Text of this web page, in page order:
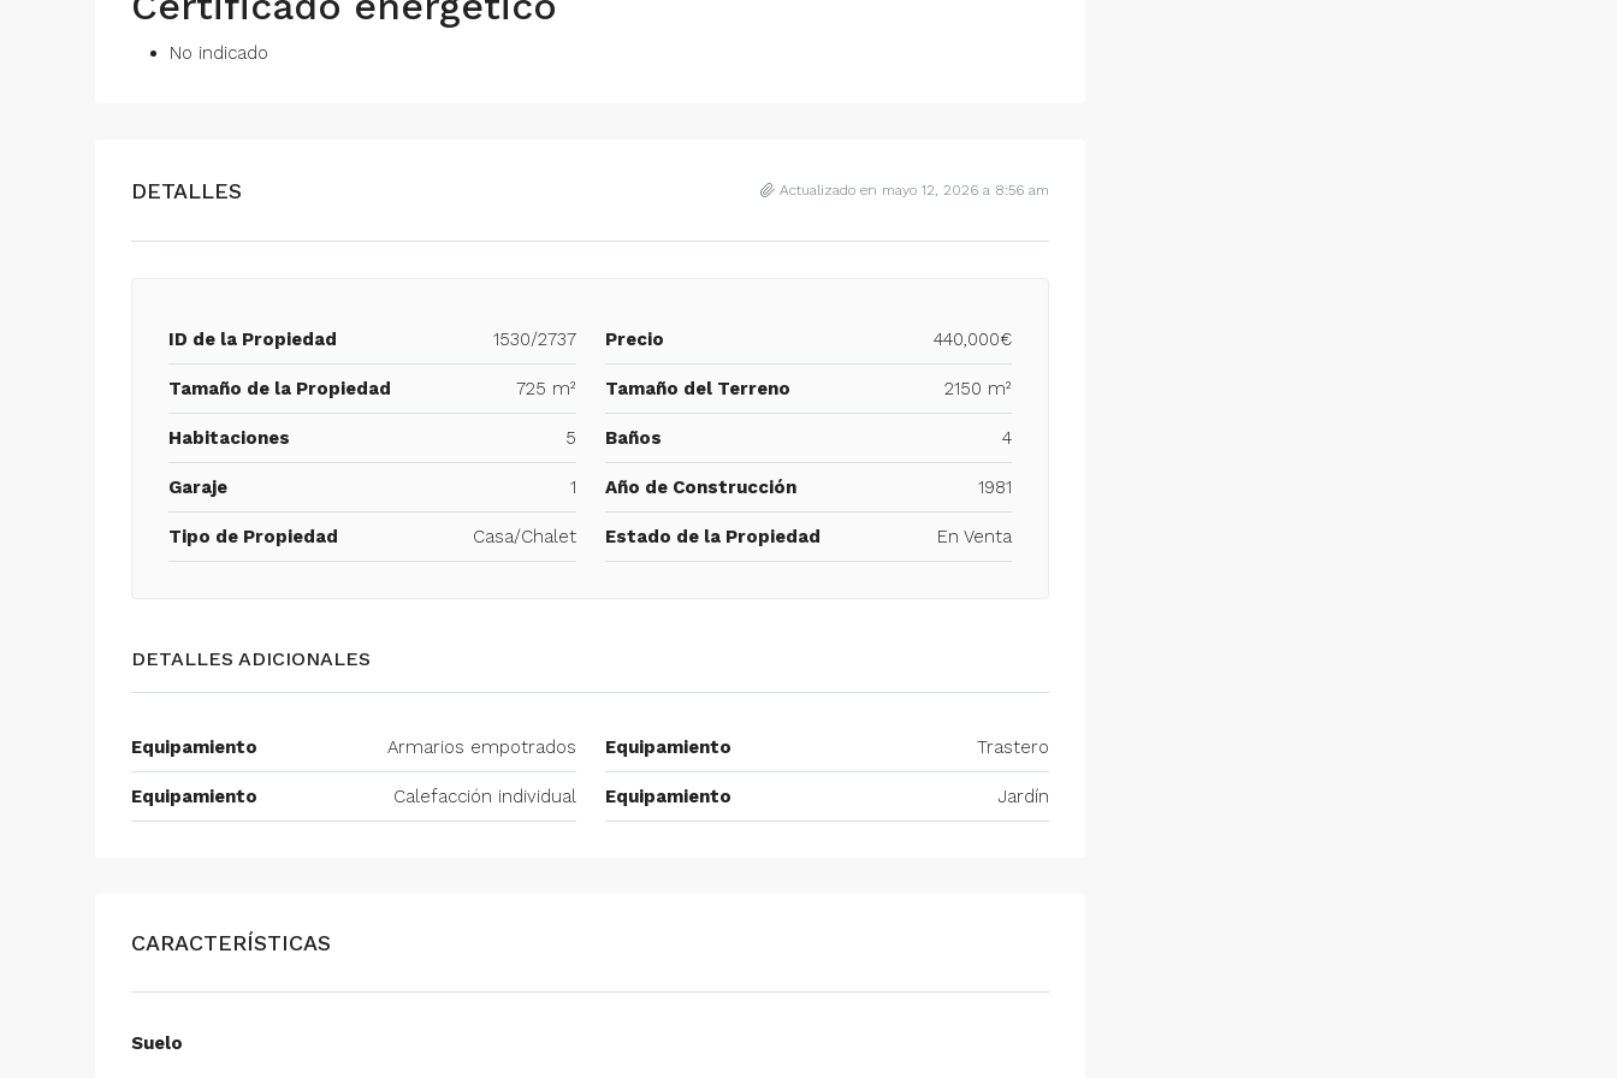
No indicado
DETALLES Actualizado en mayo 12, 2026 a 8:56 am
ID de la Propiedad 1530/2737 Precio 440,000€
Tamaño de la Propiedad 725 m² Tamaño del Terreno 2150 m²
Habitaciones 5 Baños 4
Garaje 1 Año de Construcción 1981
Tipo de Propiedad Casa/Chalet Estado de la Propiedad En Venta
DETALLES ADICIONALES
Equipamiento Armarios empotrados Equipamiento Trastero
Equipamiento Calefacción individual Equipamiento Jardín
CARACTERÍSTICAS
Suelo